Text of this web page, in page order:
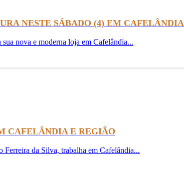
NESTE SÁBADO (4) EM CAFELÂNDIA
nova e moderna loja em Cafelândia...
CAFELÂNDIA E REGIÃO
Ferreira da Silva, trabalha em Cafelândia...